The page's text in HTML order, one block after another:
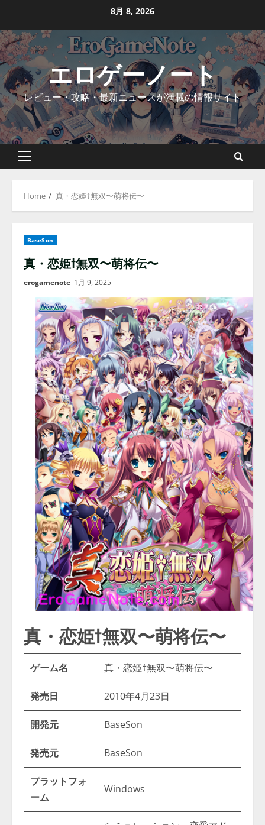
content
8月 8, 2026
エロゲーノート
レビュー・攻略・最新ニュースが満載の情報サイト
Primary
Home 真・恋姫†無双〜萌将伝〜
BaseSon
真・恋姫†無双〜萌将伝〜
erogamenote 1月 9, 2025
真・恋姫†無双〜萌将伝〜
ゲーム名 真・恋姫†無双〜萌将伝〜
発売日 2010年4月23日
開発元 BaseSon
発売元 BaseSon
プラットフォ
ーム
Windows